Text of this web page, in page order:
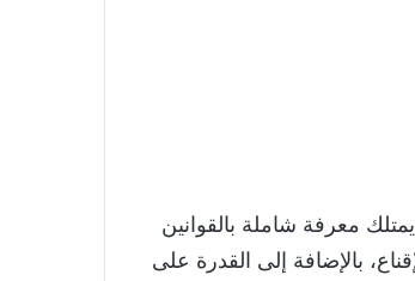
معرفة شاملة بالقوانين
بالإضافة إلى القدرة على